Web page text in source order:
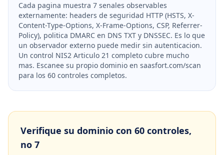
Cada pagina muestra 7 senales observables
externamente: headers de seguridad HTTP (HSTS, X-
Content-Type-Options, X-Frame-Options, CSP, Referrer-
Policy), politica DMARC en DNS TXT y DNSSEC. Es lo que
un observador externo puede medir sin autenticacion.
Un control NIS2 Articulo 21 completo cubre mucho
mas. Escanee su propio dominio en saasfort.com/scan
para los 60 controles completos.
Verifique su dominio con 60 controles,
no 7